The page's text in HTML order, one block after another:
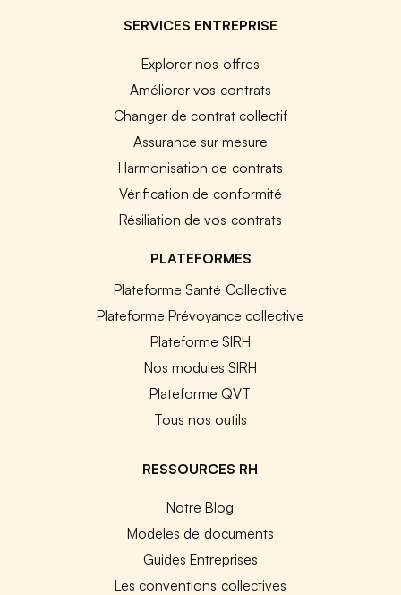
SERVICES ENTREPRISE
Explorer nos offres
Améliorer vos contrats
Changer de contrat collectif
Assurance sur mesure
Harmonisation de contrats
Vérification de conformité
Résiliation de vos contrats
PLATEFORMES
Plateforme Santé Collective
Plateforme Prévoyance collective
Plateforme SIRH
Nos modules SIRH
Plateforme QVT
Tous nos outils
RESSOURCES RH
Notre Blog
Modèles de documents
Guides Entreprises
Les conventions collectives